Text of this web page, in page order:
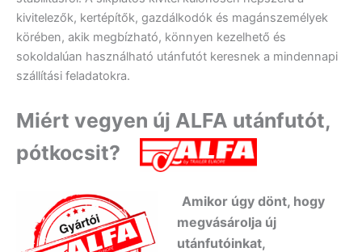
kivitelezők, kertépítők, gazdálkodók és magánszemélyek
körében, akik megbízható, könnyen kezelhető és
sokoldalúan használható utánfutót keresnek a mindennapi
szállítási feladatokra.
Miért vegyen új ALFA utánfutót,
pótkocsit?
Amikor úgy dönt, hogy
megvásárolja új
utánfutóinkat,